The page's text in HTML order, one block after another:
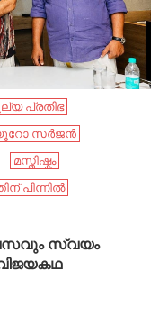
പ്രതിഭ
സർജൻ
മസ്തിഷ്കം
പിന്നിൽ
സ്വയം
വിജയകഥ